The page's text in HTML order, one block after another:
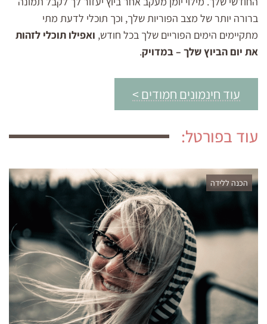
ברורה יותר של מצב הפוריות שלך, וכך תוכלי לדעת מתי
מתקיימים הימים הפוריים שלך בכל חודש, ואפילו תוכלי לזהות
את יום הביוץ שלך – במדויק.
עוד חינמונים חמודים >
עוד בפורטל:
הכנה ללידה